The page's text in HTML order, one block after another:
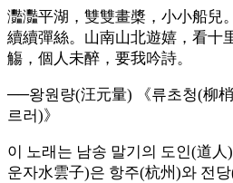
灩灩平湖，雙雙畫槳，小小船兒
續續彈絲。山南山北遊嬉，看十
觴，個人未醉，要我吟詩。
──왕원량(汪元量) 《류초청(柳
르러)》
이 노래는 남송 말기의 도인(道
운자水雲子)은 항주(杭州)와 전